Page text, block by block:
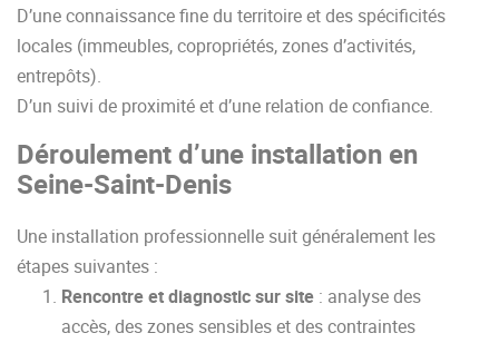
D’une connaissance fine du territoire et des spécificités
locales (immeubles, copropriétés, zones d’activités,
entrepôts).
D’un suivi de proximité et d’une relation de confiance.
Déroulement d’une installation en
Seine-Saint-Denis
Une installation professionnelle suit généralement les
étapes suivantes :
Rencontre et diagnostic sur site : analyse des
accès, des zones sensibles et des contraintes